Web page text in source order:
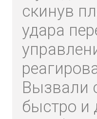
скинув
удара
Вызвали
быстро